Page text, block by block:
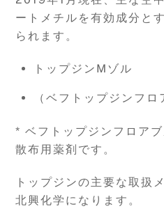
ートメチルを有効成分と
られます。
トップジンMゾル
（ベフトップジンフロ
* ベフトップジンフロア
散布用薬剤です。
トップジンの主要な取扱
北興化学になります。